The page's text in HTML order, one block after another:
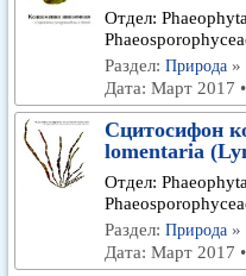
Отдел:
Раздел: Природа »
Дата: Март 2017
Сцитосифон
lomentaria
Отдел:
Раздел: Природа »
Дата: Март 2017